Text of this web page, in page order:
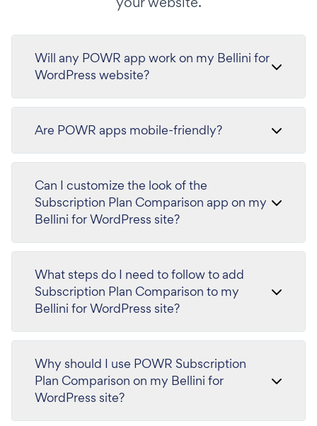
Will any POWR app work on my Bellini for
WordPress website?
Are POWR apps mobile-friendly?
Can I customize the look of the
Subscription Plan Comparison app on my
Bellini for WordPress site?
What steps do I need to follow to add
Subscription Plan Comparison to my
Bellini for WordPress site?
Why should I use POWR Subscription
Plan Comparison on my Bellini for
WordPress site?